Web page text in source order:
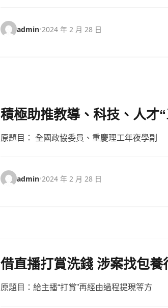
admin•2024 年 2 月 28 日
積極助推教導、科技、人才
原題目： 全國政協委員、重慶理工年夜學副
admin•2024 年 2 月 28 日
借直播打賞洗錢 涉案找包
原題目：給主播“打賞”再經由過程提現等方